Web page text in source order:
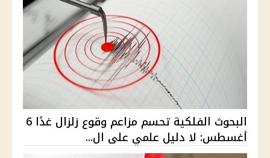
البحوث الفلكية تحسم مزاعم وقوع زلزال غدًا 6
أغسطس: لا دليل علمي على ال...